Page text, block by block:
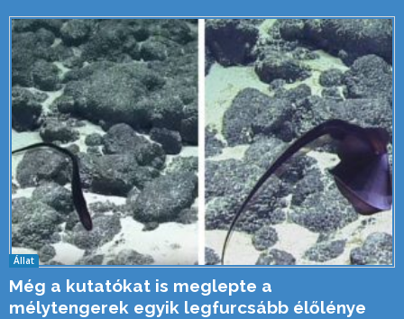
Állat
Még a kutatókat is meglepte a
mélytengerek egyik legfurcsább élőlénye